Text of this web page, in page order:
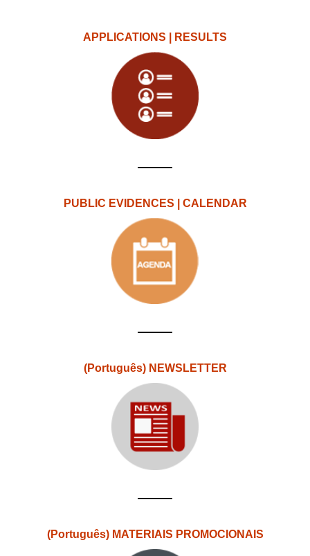
APPLICATIONS | RESULTS
PUBLIC EVIDENCES | CALENDAR
(Português) NEWSLETTER
(Português) MATERIAIS PROMOCIONAIS